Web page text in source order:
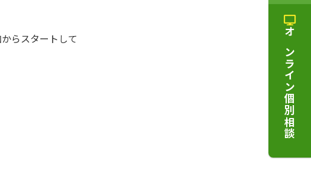
らスタートして
オンライン個別相談